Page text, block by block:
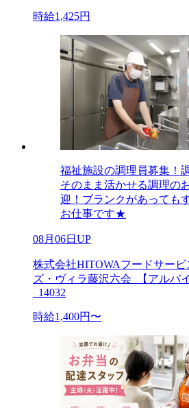
時給1,425円
福祉施設の調理員募集！
そのまま活かせる調理の
迎！ブランクがあっても
お仕事です★
08月06日UP
株式会社HITOWAフードサー
ズ・ヴィラ藤沢六会_【アルバ
_14032
時給1,400円〜